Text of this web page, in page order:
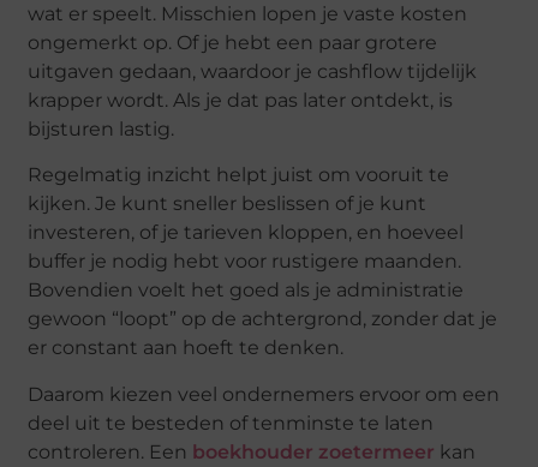
wat er speelt. Misschien lopen je vaste kosten
ongemerkt op. Of je hebt een paar grotere
uitgaven gedaan, waardoor je cashflow tijdelijk
krapper wordt. Als je dat pas later ontdekt, is
bijsturen lastig.
Regelmatig inzicht helpt juist om vooruit te
kijken. Je kunt sneller beslissen of je kunt
investeren, of je tarieven kloppen, en hoeveel
buffer je nodig hebt voor rustigere maanden.
Bovendien voelt het goed als je administratie
gewoon “loopt” op de achtergrond, zonder dat je
er constant aan hoeft te denken.
Daarom kiezen veel ondernemers ervoor om een
deel uit te besteden of tenminste te laten
controleren. Een boekhouder zoetermeer kan